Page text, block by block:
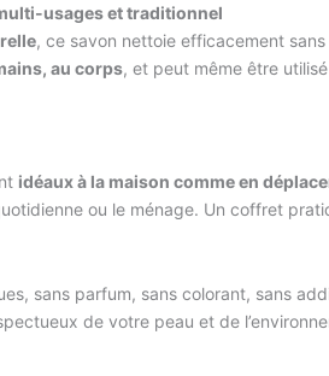
usages et traditionnel
, ce savon nettoie efficacement
au corps, et peut même être
idéaux à la maison comme en
ou le ménage. Un coffret
sans parfum, sans colorant, sans
de votre peau et de